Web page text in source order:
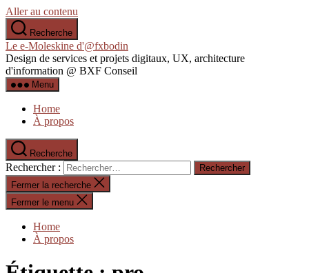
Aller au contenu
Recherche
Le e-Moleskine d'@fxbodin
Design de services et projets digitaux, UX, architecture
d'information @ BXF Conseil
Menu
Home
À propos
Recherche
Rechercher :
Fermer la recherche
Fermer le menu
Home
À propos